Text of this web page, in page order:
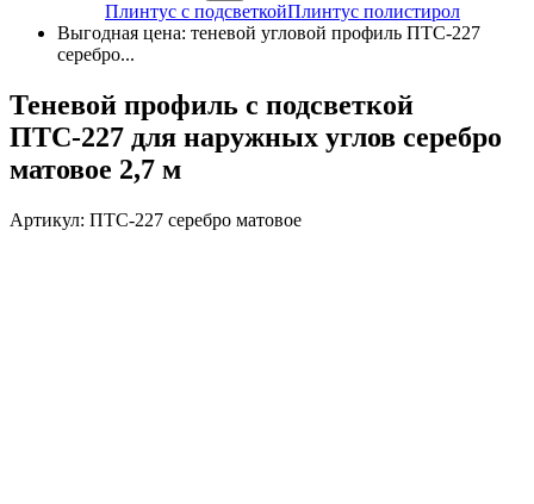
Плинтус с подсветкойПлинтус полистирол
Выгодная цена: теневой угловой профиль ПТС-227
серебро...
Теневой профиль с подсветкой
ПТС-227 для наружных углов серебро
матовое 2,7 м
Артикул: ПТС-227 серебро матовое